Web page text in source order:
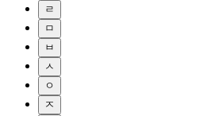
ㄹ
ㅁ
ㅂ
ㅅ
ㅇ
ㅈ